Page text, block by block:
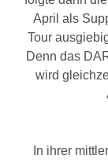
April als
Tour
Denn das
wird
In ihrer